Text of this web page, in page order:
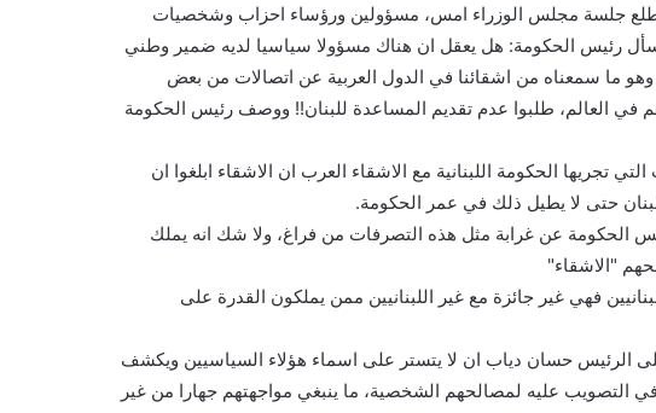
جلسة مجلس الوزراء امس، مسؤولين ورؤساء احزاب وشخصيات
رئيس الحكومة: هل يعقل ان هناك مسؤولا سياسيا لديه ضمير وطني
ما سمعناه من اشقائنا في الدول العربية عن اتصالات من بعض
في العالم، طلبوا عدم تقديم المساعدة للبنان!! ووصف رئيس الحكومة
تجريها الحكومة اللبنانية مع الاشقاء العرب ان الاشقاء ابلغوا ان
حتى لا يطيل ذلك في عمر الحكومة.
الحكومة عن غرابة مثل هذه التصرفات من فراغ، ولا شك انه يملك
"الاشقاء"
فهي غير جائزة مع غير اللبنانيين ممن يملكون القدرة على
الرئيس حسان دياب ان لا يتستر على اسماء هؤلاء السياسيين ويكشف
التصويب عليه لمصالحهم الشخصية، ما ينبغي مواجهتهم جهارا من غير